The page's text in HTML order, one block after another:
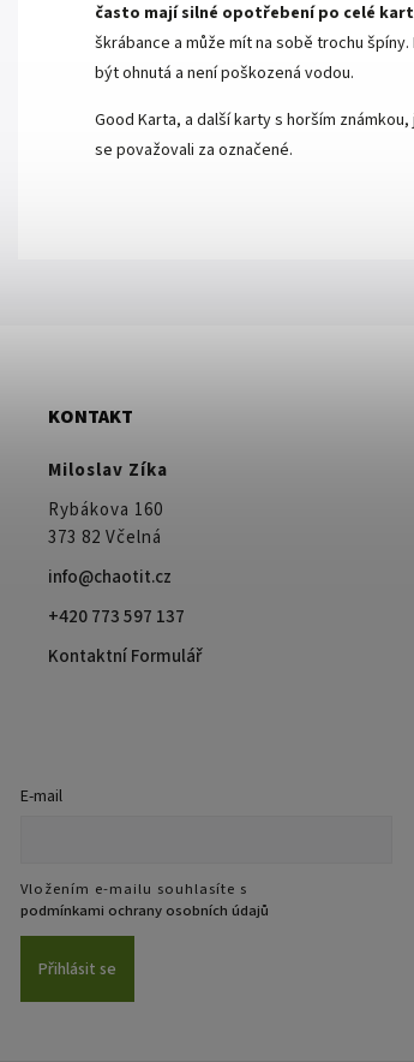
často mají silné opotřebení po celé
škrábance a může mít na sobě trochu
být ohnutá a není poškozená vodou.
Good Karta, a další karty s horším
se považovali za označené.
KONTAKT
Miloslav Zíka
Rybákova 160
373 82 Včelná
info@chaotit.cz
+420 773 597 137
Kontaktní Formulář
E-mail
Vložením e-mailu souhlasíte s
podmínkami ochrany osobních údajů
Přihlásit se